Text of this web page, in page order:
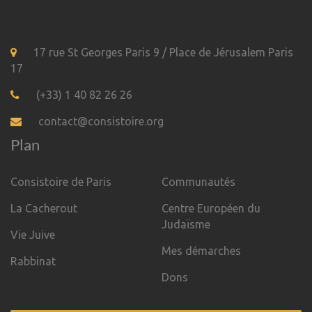
17 rue St Georges Paris 9 / Place de Jérusalem Paris
17
(+33) 1 40 82 26 26
contact@consistoire.org
Plan
Consistoire de Paris
La Cacherout
Vie Juive
Rabbinat
Communautés
Centre Européen du
Judaïsme
Mes démarches
Dons